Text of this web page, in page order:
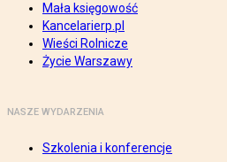
Mała księgowość
Kancelarierp.pl
Wieści Rolnicze
Życie Warszawy
NASZE WYDARZENIA
Szkolenia i konferencje